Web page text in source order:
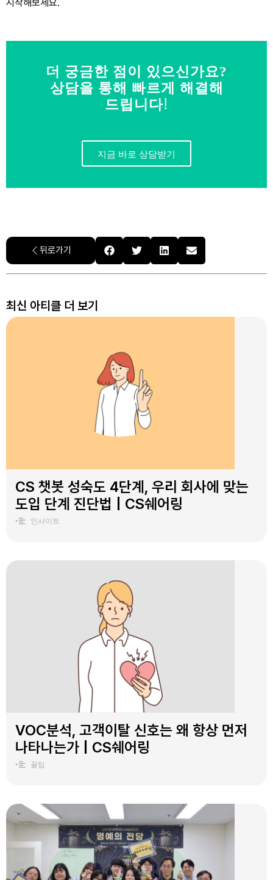
시작해보세요.
더 궁금한 점이 있으신가요?
상담을 통해 빠르게 해결해
드립니다!
지금 바로 상담받기
뒤로가기
최신 아티클 더 보기
CS 챗봇 성숙도 4단계, 우리 회사에 맞는
도입 단계 진단법 | CS쉐어링
• 인사이트
VOC분석, 고객이탈 신호는 왜 항상 먼저
나타나는가 | CS쉐어링
• 꿀팁